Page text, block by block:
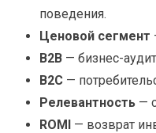
поведения.
Ценовой сегмент
B2B — бизнес-
B2C —
Релевантность —
ROMI — возврат